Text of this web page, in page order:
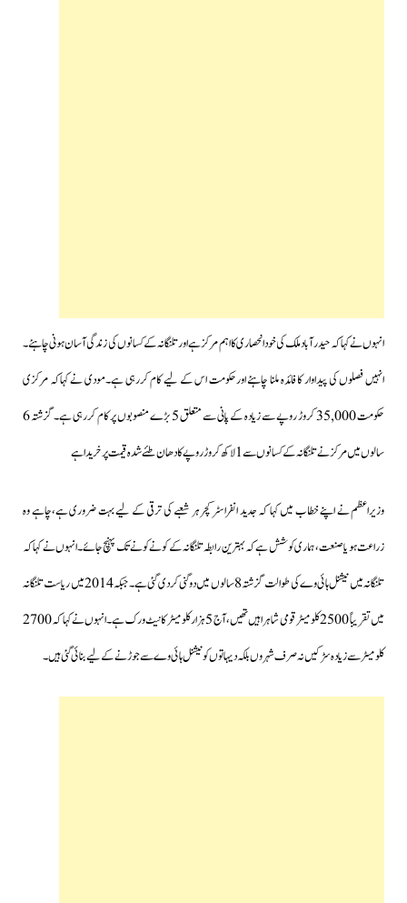
انہوں نے کہا کہ حیدرآباد ملک کی خود انحصاری کا اہم مرکز ہے اور تلنگانہ کے کسانوں کی زندگی آسان ہونی چاہئے۔
انہیں فصلوں کی پیداوار کا فائدہ ملنا چاہئے اورحکومت اس کے لیے کام کررہی ہے۔مودی نے کہاکہ مرکزی
حکومت 35,000 کروڑ روپے سے زیادہ کے پانی سے متعلق 5 بڑے منصوبوں پر کام کررہی ہے۔
گزشتہ 6
سالوں میں مرکز نے تلنگانہ کے کسانوں سے 1 لاکھ کروڑ روپے کا دھان طئے شدہ قیمت پرخریدا ہے
وزیراعظم نے اپنے خطاب میں کہا کہ جدید انفراسٹرکچر ہر شعبے کی ترقی کے لیے بہت ضروری ہے،چاہے وہ
زراعت ہو یا صنعت،ہماری کوشش ہے کہ بہترین رابطہ تلنگانہ کے کونے کونے تک پہنچ جائے۔انہوں نے کہا کہ
تلنگانہ میں نیشنل ہائی وے کی طوالت گزشتہ 8 سالوں میں دوگنی کردی گئی ہے۔جبکہ 2014 میں ریاست تلنگانہ
میں تقریباً 2500 کلومیٹر قومی شاہراہیں تھیں، آج 5 ہزار کلومیٹر کا نیٹ ورک ہے۔انہوں نے کہا کہ 2700
کلومیٹر سے زیادہ سڑکیں نہ صرف شہروں بلکہ دیہاتوں کو نیشنل ہائی وے سے جوڑنے کے لیے بنائی گئی ہیں۔